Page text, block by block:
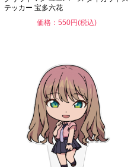
テッカー 宝多六花
価格：550円(税込)